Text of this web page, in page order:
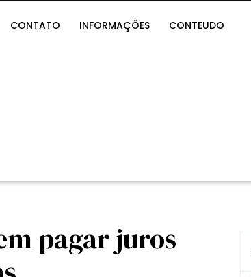
CONTATO INFORMAÇÕES CONTEUDO
pagar juros